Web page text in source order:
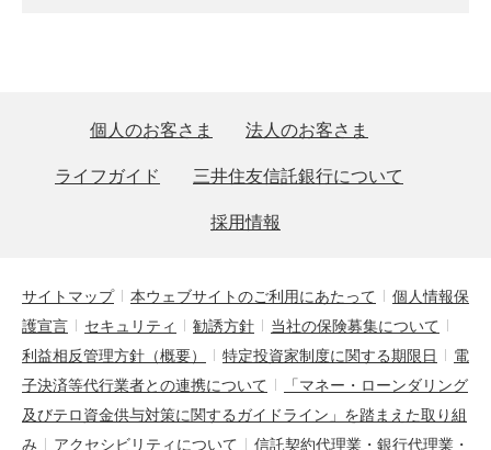
個人のお客さま
法人のお客さま
ライフガイド
三井住友信託銀行について
採用情報
サイトマップ 本ウェブサイトのご利用にあたって
個人情報保
護宣言
セキュリティ 勧誘方針
当社の保険募集について
利益相反管理方針（概要）
特定投資家制度に関する期限日
電
子決済等代行業者との連携について
「マネー・ローンダリング
及びテロ資金供与対策に関するガイドライン」を踏まえた取り組
み
アクセシビリティについて 信託契約代理業・銀行代理業・